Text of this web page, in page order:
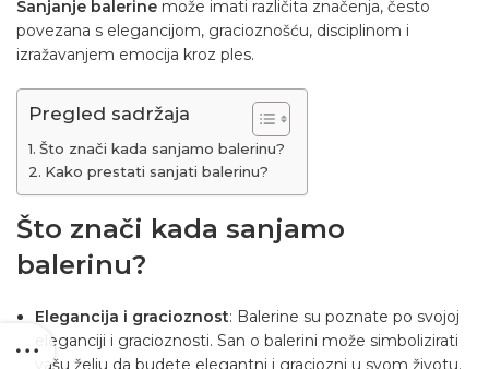
Sanjanje balerine može imati različita značenja, često
povezana s elegancijom, gracioznošću, disciplinom i
izražavanjem emocija kroz ples.
Pregled sadržaja
Što znači kada sanjamo balerinu?
Kako prestati sanjati balerinu?
Što znači kada sanjamo
balerinu?
Elegancija i gracioznost: Balerine su poznate po svojoj
eleganciji i gracioznosti. San o balerini može simbolizirati
vašu želju da budete elegantni i graciozni u svom životu.